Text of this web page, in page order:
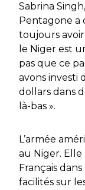
Sabrina
Pentagone a
toujours avoir
le Niger est
pas que ce
avons investi
dollars dans
là-bas ».
L’armée
au Niger. Elle
Français
facilités sur